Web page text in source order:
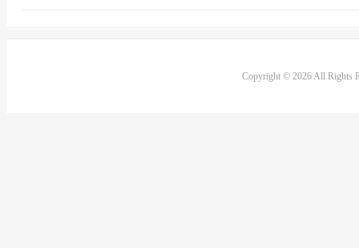
Copyright © 2026 All Rights